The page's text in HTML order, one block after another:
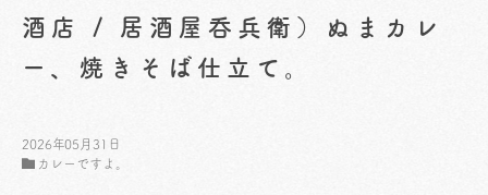
酒店 / 居酒屋呑兵衛）ぬまカレ
ー、焼きそば仕立て。
2026年05月31日
カレーですよ。